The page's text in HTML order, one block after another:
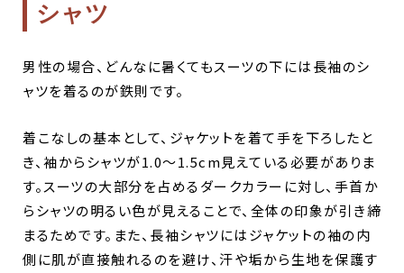
シャツ
男性の場合、どんなに暑くてもスーツの下には長袖のシ
ャツを着るのが鉄則です。
着こなしの基本として、ジャケットを着て手を下ろしたと
き、袖からシャツが1.0〜1.5cm見えている必要がありま
す。スーツの大部分を占めるダークカラーに対し、手首か
らシャツの明るい色が見えることで、全体の印象が引き締
まるためです。また、長袖シャツにはジャケットの袖の内
側に肌が直接触れるのを避け、汗や垢から生地を保護す